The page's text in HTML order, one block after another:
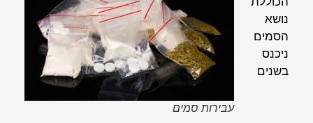
עבירות סמים
נושא
הסמים
ניכנס
בשנים